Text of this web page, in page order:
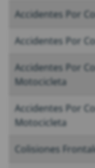
Accidentes Por
Accidentes Por
Accidentes Por
Motocicleta
Accidentes Por
Motocicleta
Colisiones